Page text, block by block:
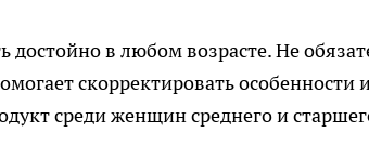
достойно в любом возрасте. Не
скорректировать
среди женщин среднего и